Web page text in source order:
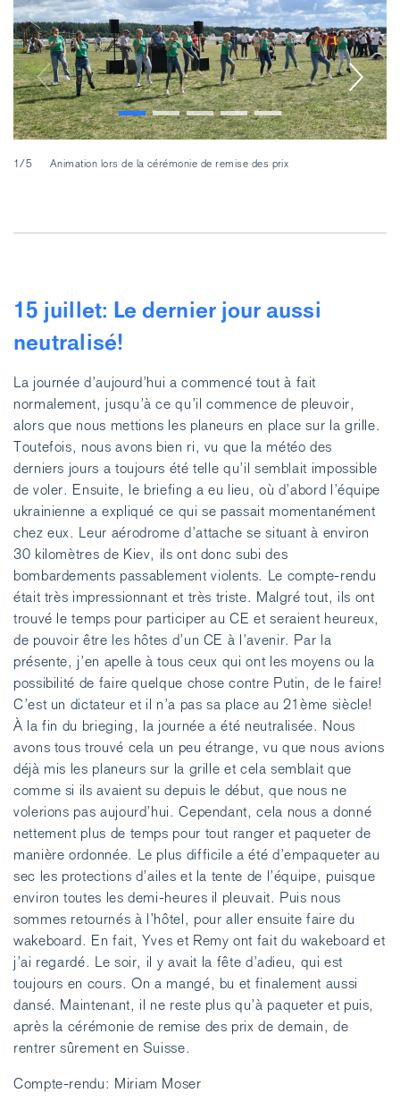
1/5
Animation lors de la cérémonie de remise des prix
15 juillet: Le dernier jour aussi
neutralisé!
La journée d’aujourd’hui a commencé tout à fait
normalement, jusqu’à ce qu’il commence de pleuvoir,
alors que nous mettions les planeurs en place sur la grille.
Toutefois, nous avons bien ri, vu que la météo des
derniers jours a toujours été telle qu’il semblait impossible
de voler. Ensuite, le briefing a eu lieu, où d’abord l’équipe
ukrainienne a expliqué ce qui se passait momentanément
chez eux. Leur aérodrome d’attache se situant à environ
30 kilomètres de Kiev, ils ont donc subi des
bombardements passablement violents. Le compte-rendu
était très impressionnant et très triste. Malgré tout, ils ont
trouvé le temps pour participer au CE et seraient heureux,
de pouvoir être les hôtes d’un CE à l’avenir. Par la
présente, j’en apelle à tous ceux qui ont les moyens ou la
possibilité de faire quelque chose contre Putin, de le faire!
C’est un dictateur et il n’a pas sa place au 21ème siècle!
À la fin du brieging, la journée a été neutralisée. Nous
avons tous trouvé cela un peu étrange, vu que nous avions
déjà mis les planeurs sur la grille et cela semblait que
comme si ils avaient su depuis le début, que nous ne
volerions pas aujourd’hui. Cependant, cela nous a donné
nettement plus de temps pour tout ranger et paqueter de
manière ordonnée. Le plus difficile a été d’empaqueter au
sec les protections d’ailes et la tente de l’équipe, puisque
environ toutes les demi-heures il pleuvait. Puis nous
sommes retournés à l’hôtel, pour aller ensuite faire du
wakeboard. En fait, Yves et Remy ont fait du wakeboard et
j’ai regardé. Le soir, il y avait la fête d’adieu, qui est
toujours en cours. On a mangé, bu et finalement aussi
dansé. Maintenant, il ne reste plus qu’à paqueter et puis,
après la cérémonie de remise des prix de demain, de
rentrer sûrement en Suisse.
Compte-rendu: Miriam Moser